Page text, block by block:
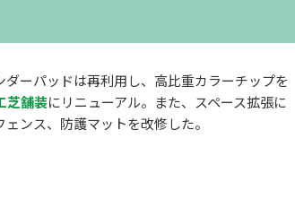
ダーパッドは再利用し、高比重カラーチップを
芝舗装にリニューアル。また、スペース拡張に
ェンス、防護マットを改修した。